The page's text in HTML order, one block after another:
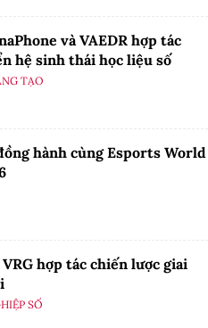
và VAEDR hợp tác
hệ sinh thái học liệu số
TẠO
hành cùng Esports World
VRG hợp tác chiến lược giai
SỐ